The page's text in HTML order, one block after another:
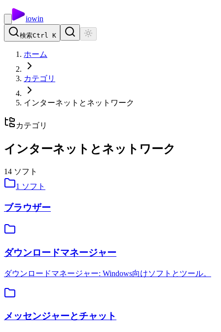
iowin
検索Ctrl K
ホーム
カテゴリ
インターネットとネットワーク
カテゴリ
インターネットとネットワーク
14 ソフト
1 ソフト
ブラウザー
ダウンロードマネージャー
ダウンロードマネージャー: Windows向けソフトとツール。
メッセンジャーとチャット